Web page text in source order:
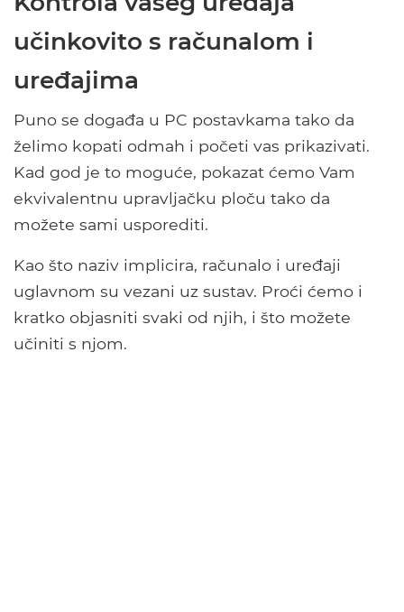
učinkovito s računalom i
uređajima
Puno se događa u PC postavkama tako da
želimo kopati odmah i početi vas prikazivati.
Kad god je to moguće, pokazat ćemo Vam
ekvivalentnu upravljačku ploču tako da
možete sami usporediti.
Kao što naziv implicira, računalo i uređaji
uglavnom su vezani uz sustav. Proći ćemo i
kratko objasniti svaki od njih, i što možete
učiniti s njom.